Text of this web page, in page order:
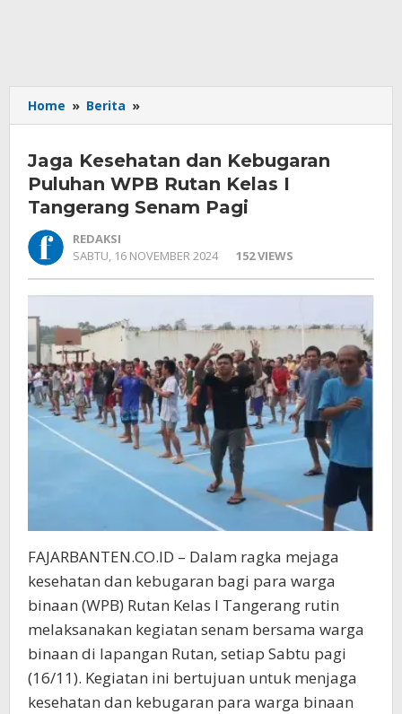
Home » Berita »
Kesehatan
Kebugaran
Puluhan
WPB
Rutan
I
Tangerang
Senam
Jaga Kesehatan dan Kebugaran
Puluhan WPB Rutan Kelas I
Tangerang Senam Pagi
REDAKSI
SABTU, 16 NOVEMBER 2024
OLEH
152 VIEWS
FAJARBANTEN.CO.ID – Dalam ragka mejaga
kesehatan dan kebugaran bagi para warga
binaan (WPB) Rutan Kelas I Tangerang rutin
melaksanakan kegiatan senam bersama warga
binaan di lapangan Rutan, setiap Sabtu pagi
(16/11). Kegiatan ini bertujuan untuk menjaga
kesehatan dan kebugaran para warga binaan